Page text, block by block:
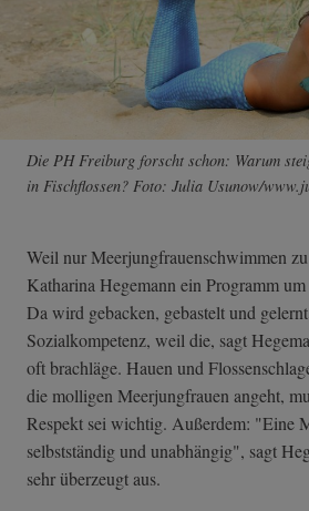
Die PH Freiburg forscht schon: Warum
in Fischflossen? Foto: Julia Usunow/
Weil nur Meerjungfrauenschwimmen
Katharina Hegemann ein Programm
Da wird gebacken, gebastelt und
Sozialkompetenz, weil die, sagt
oft brachläge. Hauen und
die molligen Meerjungfrauen angeht,
Respekt sei wichtig. Außerdem: "Eine
selbstständig und unabhängig", sagt
sehr überzeugt aus.